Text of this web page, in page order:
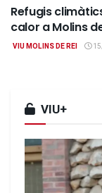
Refugis
calor a Molins
VIU MOLINS DE REI
VIU+